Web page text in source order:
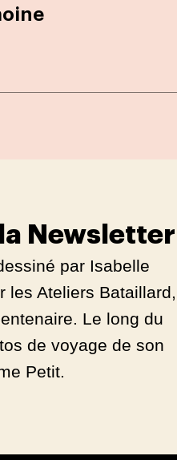
Newsletter
par Isabelle
les Ateliers Bataillard,
Le long du
de voyage de son
Petit.